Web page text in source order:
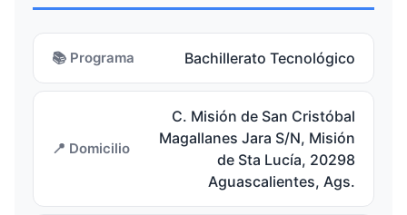
📚 Programa Bachillerato Tecnológico
📍 Domicilio
C. Misión de San Cristóbal
Magallanes Jara S/N, Misión
de Sta Lucía, 20298
Aguascalientes, Ags.